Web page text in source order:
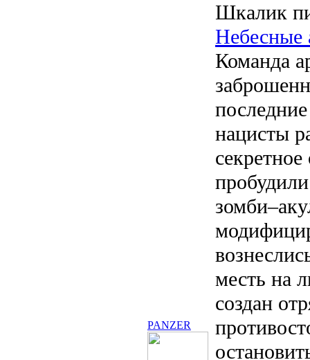
PANZER
Шкалик
Небесные
Команда
нацисты
месть на
создан